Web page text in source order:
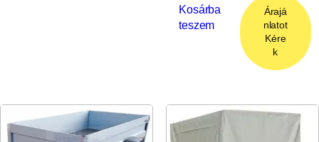
Kosárba
teszem
Árajá
nlatot
Kére
k